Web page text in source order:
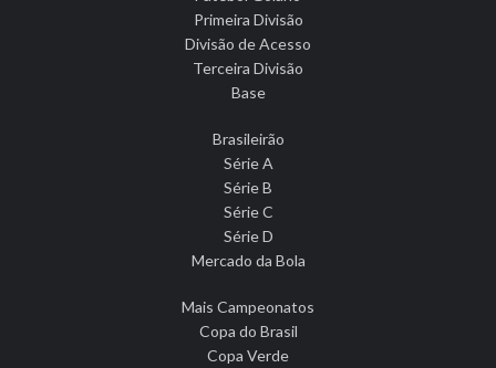
Primeira Divisão
Divisão de Acesso
Terceira Divisão
Base
Brasileirão
Série A
Série B
Série C
Série D
Mercado da Bola
Mais Campeonatos
Copa do Brasil
Copa Verde